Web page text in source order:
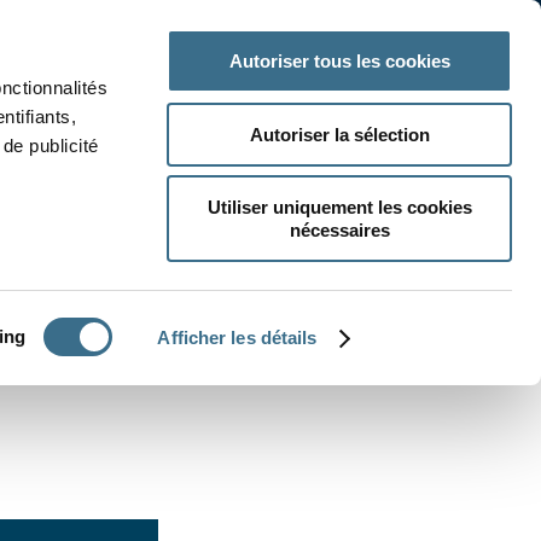
publicité
Afficher les détails
Autoriser tous les cookies
Autoriser la sélection
Utiliser uniquement les cookies
nécessaires